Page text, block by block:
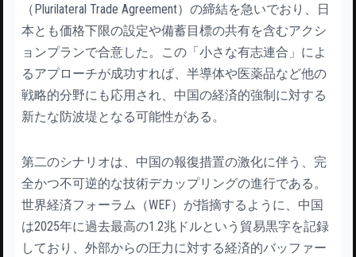
（Plurilateral Trade Agreement）の締結を急いでおり、日
本とも価格下限の設定や備蓄目標の共有を含むアクシ
ョンプランで合意した。この「小さな有志連合」によ
るアプローチが成功すれば、半導体や医薬品など他の
戦略的分野にも応用され、中国の経済的強制に対する
新たな防波堤となる可能性がある。
第二のシナリオは、中国の報復措置の激化に伴う、完
全かつ不可逆的な技術デカップリングの進行である。
世界経済フォーラム（WEF）が指摘するように、中国
は2025年に過去最高の1.2兆ドルという貿易黒字を記録
しており、外部からの圧力に対する経済的バッファー